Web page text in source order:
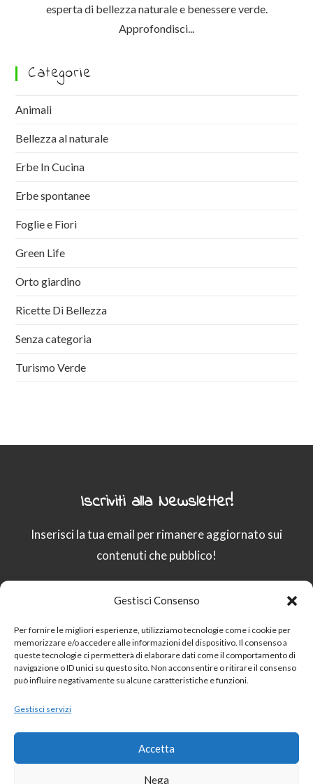
Gestisci Consenso
Per fornire le migliori esperienze, utilizziamo tecnologie come i cookie per
memorizzare e/o accedere alle informazioni del dispositivo. Il consenso a
queste tecnologie ci permetterà di elaborare dati come il comportamento di
navigazione o ID unici su questo sito. Non acconsentire o ritirare il consenso
può influire negativamente su alcune caratteristiche e funzioni.
Gestisci servizi
Accetta
Nega
esperta di bellezza naturale e benessere verde.
Approfondisci...
Categorie
Animali
Bellezza al naturale
Erbe In Cucina
Erbe spontanee
Foglie e Fiori
Green Life
Orto giardino
Ricette Di Bellezza
Senza categoria
Turismo Verde
Iscriviti alla Newsletter!
Inserisci la tua email per rimanere aggiornato sui
contenuti che pubblico!
Procedendo accetti la privacy policy
reCAPTCHA: